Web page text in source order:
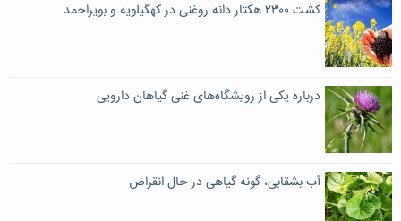
کشت ۲۳۰۰ هکتار دانه روغنی در کهگیلویه و بویراحمد
درباره یکی از رویشگاه‌های غنی گیاهان دارویی
آب بشقابی، گونه گیاهی در حال انقراض